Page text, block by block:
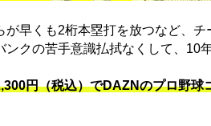
が早くも2桁本塁打を放つなど、
クの苦手意識払拭なくして、10
円（税込）でDAZNのプロ野球